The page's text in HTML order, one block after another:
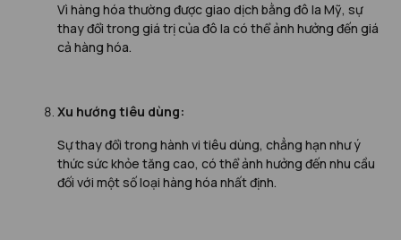
Vì hàng hóa thường được giao dịch bằng đô la Mỹ, sự
thay đổi trong giá trị của đô la có thể ảnh hưởng đến giá
cả hàng hóa.
Xu hướng tiêu dùng:
Sự thay đổi trong hành vi tiêu dùng, chẳng hạn như ý
thức sức khỏe tăng cao, có thể ảnh hưởng đến nhu cầu
đối với một số loại hàng hóa nhất định.